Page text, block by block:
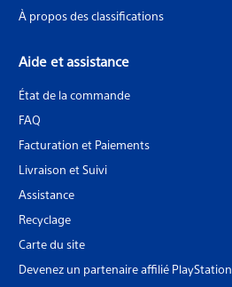
À propos des classifications
Aide et assistance
État de la commande
FAQ
Facturation et Paiements
Livraison et Suivi
Assistance
Recyclage
Carte du site
Devenez un partenaire affilié PlayStation